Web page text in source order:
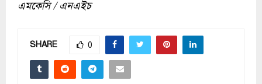
এমকেসি / এনএইচ
SHARE 0